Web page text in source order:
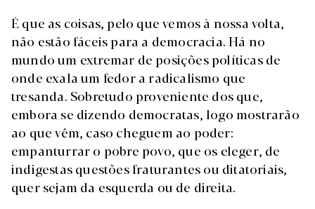
É que as coisas, pelo que vemos à nossa volta,
não estão fáceis para a democracia. Há no
mundo um extremar de posições políticas de
onde exala um fedor a radicalismo que
tresanda. Sobretudo proveniente dos que,
embora se dizendo democratas, logo mostrarão
ao que vêm, caso cheguem ao poder:
empanturrar o pobre povo, que os eleger, de
indigestas questões fraturantes ou ditatoriais,
quer sejam da esquerda ou de direita.